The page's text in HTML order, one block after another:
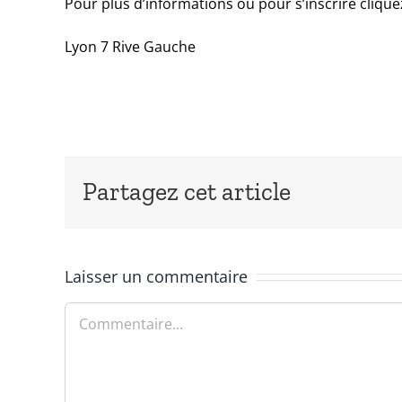
Lyon 7 Rive Gauche
Partagez cet article
Laisser un commentaire
Commentaire